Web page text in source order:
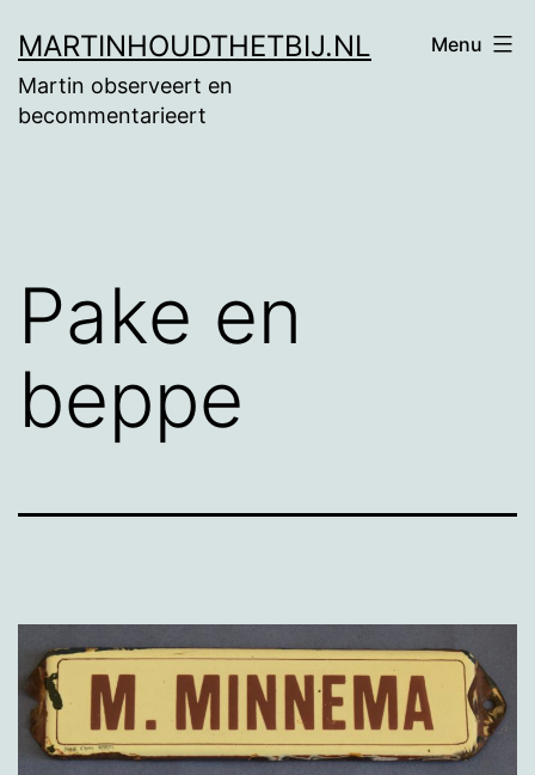
naar
de
MARTINHOUDTHETBIJ.NL
Martin observeert en
becommentarieert
Menu
Pake en
beppe